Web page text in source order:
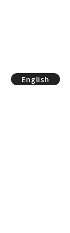
English